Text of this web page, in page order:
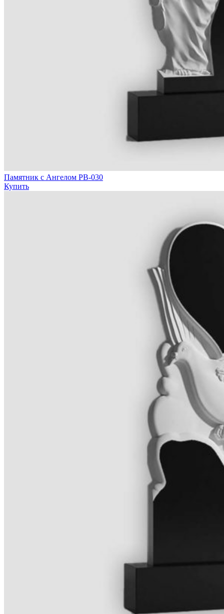
Памятник с Ангелом РВ-030
Купить